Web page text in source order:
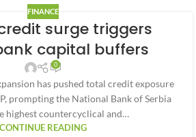
FINANCE
surge triggers
capital buffers
0
has pushed total credit exposure
prompting the National Bank of Serbia
highest countercyclical and…
CONTINUE READING